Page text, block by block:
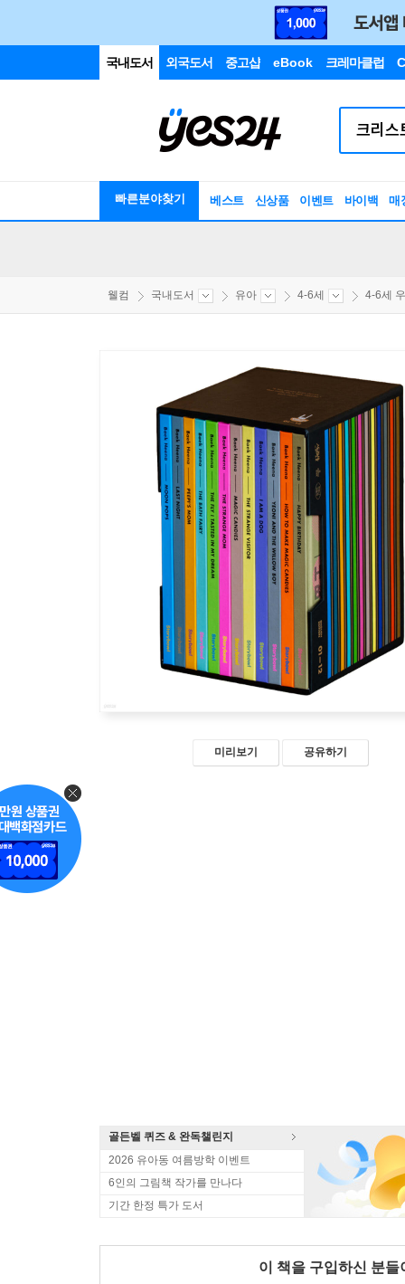
국내도서 외국도서 중고샵 eBook 크레마클럽
빠른분야찾기 베스트 신상품 이벤트 바이백 매
웰컴 국내도서 유아 4-6세 4-6세
미리보기 공유하기
골든벨 퀴즈 & 완독챌린지
2026 유아동 여름방학 이벤트
6인의 그림책 작가를 만나다
기간 한정 특가 도서
이 책을 구입하신 분